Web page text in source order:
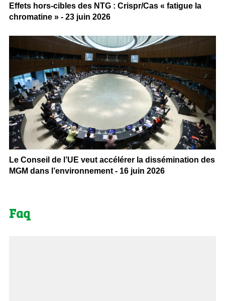
Effets hors-cibles des NTG : Crispr/Cas « fatigue la
chromatine » - 23 juin 2026
Le Conseil de l’UE veut accélérer la dissémination des
MGM dans l’environnement - 16 juin 2026
Faq